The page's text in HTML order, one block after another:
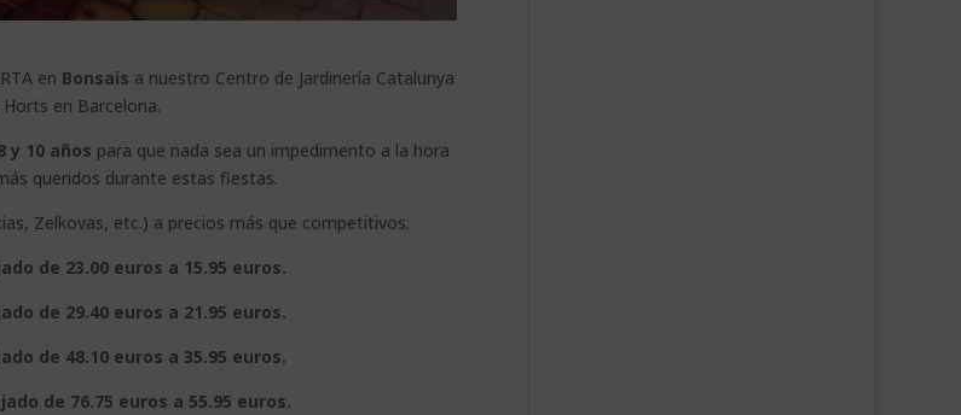
en Bonsais a nuestro Centro de Jardinería Catalunya
en Barcelona.
y 10 años para que nada sea un impedimento a la hora
queridos durante estas fiestas.
Zelkovas, etc.) a precios más que competitivos:
de 23.00 euros a 15.95 euros.
de 29.40 euros a 21.95 euros.
de 48.10 euros a 35.95 euros.
de 76.75 euros a 55.95 euros.